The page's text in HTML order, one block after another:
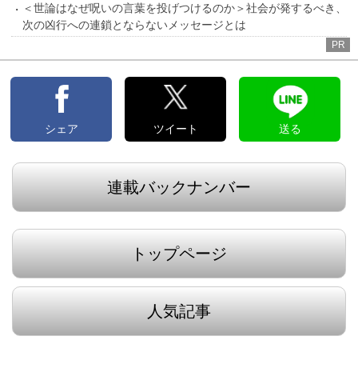
＜世論はなぜ呪いの言葉を投げつけるのか＞社会が発するべき、
次の凶行への連鎖とならないメッセージとは
PR
シェア ツイート 送る
連載バックナンバー
トップページ
人気記事